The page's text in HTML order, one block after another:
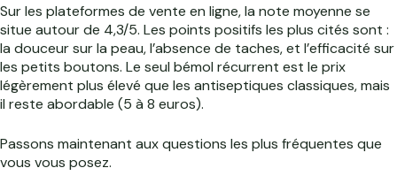
Sur les plateformes de vente en ligne, la note moyenne se
situe autour de 4,3/5. Les points positifs les plus cités sont :
la douceur sur la peau, l’absence de taches, et l’efficacité sur
les petits boutons. Le seul bémol récurrent est le prix
légèrement plus élevé que les antiseptiques classiques, mais
il reste abordable (5 à 8 euros).
Passons maintenant aux questions les plus fréquentes que
vous vous posez.